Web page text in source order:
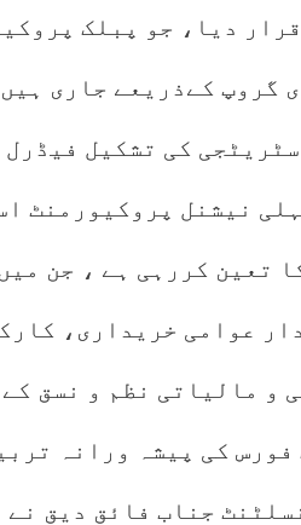
دیا، جو پبلک
گروپ کےذریعے جاری
کی تشکیل فیڈرل
تعین کررہی ہے ، جن
عوامی خریداری،
و مالیاتی نظم و نسق
کی پیشہ ورانہ
جناب فائق دیق